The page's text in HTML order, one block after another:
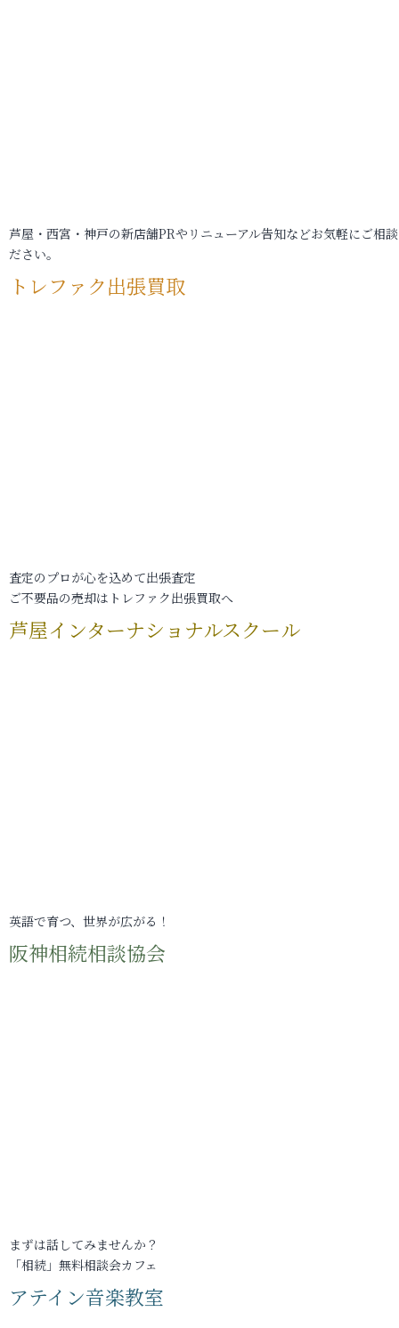
芦屋・西宮・神戸の新店舗PRやリニューアル告知などお気軽にご相
ださい。
トレファク出張買取
査定のプロが心を込めて出張査定
ご不要品の売却はトレファク出張買取へ
芦屋インターナショナルスクール
英語で育つ、世界が広がる！
阪神相続相談協会
まずは話してみませんか？
「相続」無料相談会カフェ
アテイン音楽教室